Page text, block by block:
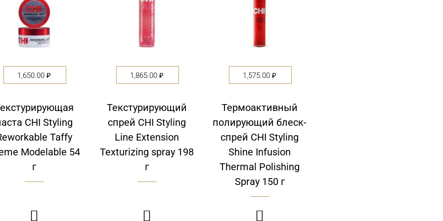
1,650.00₽
CHI Styling
Taffy
Modelable 54
г

1,865.00₽
Текстурирующий
спрей CHI Styling
Line Extension
Texturizing spray 198
г

1,575.00₽
Термоактивный
полирующий блеск-
спрей CHI Styling
Shine Infusion
Thermal Polishing
Spray 150 г
